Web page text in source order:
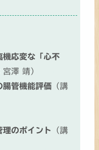
機応変な「心不
宮澤 靖）
腸管機能評価（講
のポイント
（講